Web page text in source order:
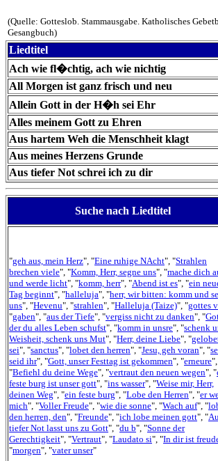
(Quelle: Gotteslob. Stammausgabe. Katholisches
Gesangbuch)
Liedtitel
Ach wie fl�chtig, ach wie nichtig
All Morgen ist ganz frisch und neu
Allein Gott in der H�h sei Ehr
Alles meinem Gott zu Ehren
Aus hartem Weh die Menschheit klagt
Aus meines Herzens Grunde
Aus tiefer Not schrei ich zu dir
Suche nach Liedtitel
"geh aus, mein Herz", "Eine ruhige NAcht", "Strahlen
brechen viele", "Komm, Herr, segne uns", "mache dich
und werde licht", "komm, herr", "Abend ist es", "ein
Tag beginnt", "halleluja", "herr, wir bitten: komm und
uns", "Hevenu", "strahlen", "Halleluja (Taize)", "gottes
"gaben", "aus der Tiefe", "vergiss nicht zu danken", "
der du alles Leben schufst", "komm in unsre", "schenk
Weisheit, schenk uns Mut", "Herr, deine Liebe", "
sei", "sanctus", "lobet den herren", "Jesu, geh voran", "
seid ihr", "Gott, unser Festtag ist gekommen", "erneure",
"Befiehl du deine Wege", "vertraut den neuen wegen", "
feste burg ist unser gott", "ins wasser", "Weise mir, Herr,
deinen Weg", "ein feste burg", "Lobe den Herren", "er
mich", "Voller Freude", "wie die sonne", "Wach auf", "
den herren, den", "Freunde", "ich lobe meinen gott", "
tiefer Not lasst uns zu Gott", "du b", "Sonne der
Gerechtigkeit", "Vertraut", "Laudato si", "In dir ist
"morgen", "vater unser"